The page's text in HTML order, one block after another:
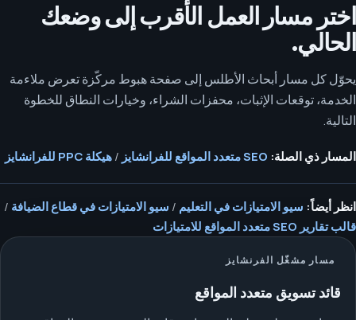
اختر مسار العمل الأقرب إلى وضعك
الحالي.
يحوّل كل مسار أبحاث الأطلس إلى صفحة هبوط مركّزة تعرض ملاءمة
الخدمة، توقعات الإثبات، محفزات الشراء، وخيارات النطاق للخطوة
التالية.
المسار ذي الصلة: SEO متعدد المواقع للفرانشايز / هيكلة PPC للفرانشايز
انظر أيضاً: سيو الامتيازات في التعليم / سيو الامتيازات في قطاع الضيافة /
قالب تقارير SEO متعدد المواقع للامتيازات
مسار مشغّل الفرنشايز
قائد تسويق متعدد المواقع